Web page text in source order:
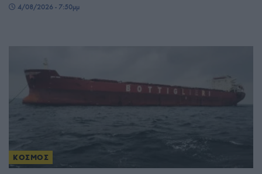
4/08/2026 - 7:50μμ
ΚΟΣΜΟΣ